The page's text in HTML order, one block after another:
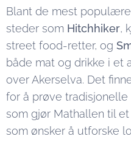
Blant de mest
steder som Hitchhiker,
street food-retter, og
både mat og drikke i et
over Akerselva. Det
for å prøve tradisjonelle
som gjør Mathallen til
som ønsker å utforske